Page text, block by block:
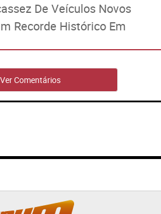
De Veículos Novos
Recorde Histórico Em
Ver Comentários